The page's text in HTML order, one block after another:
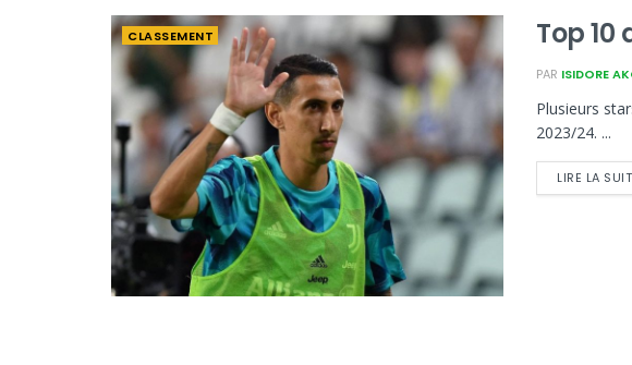
CLASSEMENT Top 10
PAR ISIDORE
Plusieurs
2023/24. ...
LIRE LA